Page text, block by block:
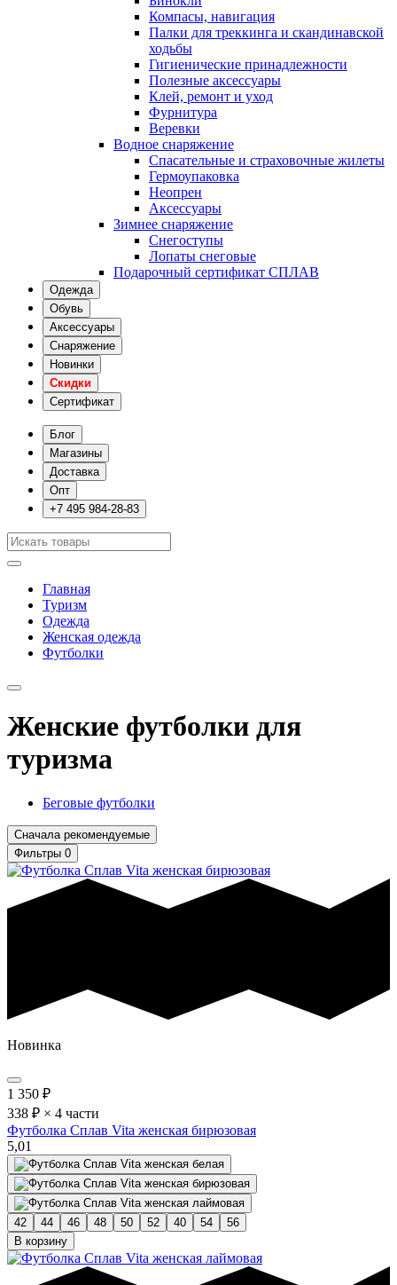
Компасы, навигация
Палки для треккинга и скандинавской
ходьбы
Гигиенические принадлежности
Полезные аксессуары
Клей, ремонт и уход
Фурнитура
Веревки
Водное снаряжение
Спасательные и страховочные жилеты
Гермоупаковка
Неопрен
Аксессуары
Зимнее снаряжение
Снегоступы
Лопаты снеговые
Подарочный сертификат СПЛАВ
Одежда
Обувь
Аксессуары
Снаряжение
Новинки
Скидки
Сертификат
Блог
Магазины
Доставка
Опт
+7 495 984-28-83
Главная
Туризм
Одежда
Женская одежда
Футболки
Женские футболки для
туризма
Беговые футболки
Сначала рекомендуемые
Фильтры 0
Новинка
1 350 ₽
338 ₽ × 4 части
Футболка Сплав Vita женская бирюзовая
5,01
42 44 46 48 50 52 40 54
56
В корзину